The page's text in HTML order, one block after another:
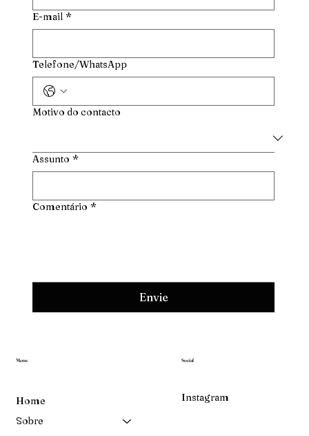
Menu
Home
Sobre
Social
Instagram
E-mail *
Telefone/WhatsApp
Motivo do contacto
Assunto *
Comentário *
Envie